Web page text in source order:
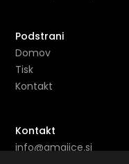
Podstrani
Domov
Tisk
Kontakt
Kontakt
info@amajice.si